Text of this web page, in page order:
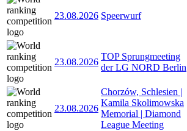
23.08.2026 Speerwurf
23.08.2026
TOP Sprungmeeting
der LG NORD Berlin
23.08.2026
Chorzów, Schlesien |
Kamila Skolimowska
Memorial | Diamond
League Meeting